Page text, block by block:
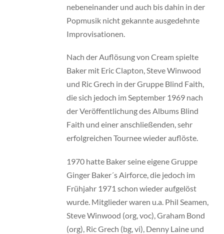
nebeneinander und auch bis dahin in der
Popmusik nicht gekannte ausgedehnte
Improvisationen.
Nach der Auflösung von Cream spielte
Baker mit Eric Clapton, Steve Winwood
und Ric Grech in der Gruppe Blind Faith,
die sich jedoch im September 1969 nach
der Veröffentlichung des Albums Blind
Faith und einer anschließenden, sehr
erfolgreichen Tournee wieder auflöste.
1970 hatte Baker seine eigene Gruppe
Ginger Baker´s Airforce, die jedoch im
Frühjahr 1971 schon wieder aufgelöst
wurde. Mitglieder waren u.a. Phil Seamen,
Steve Winwood (org, voc), Graham Bond
(org), Ric Grech (bg, vi), Denny Laine und